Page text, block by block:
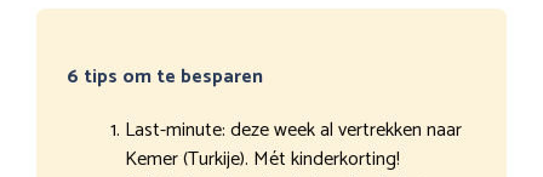
6 tips om te besparen
Last-minute: deze week al vertrekken naar
Kemer (Turkije). Mét kinderkorting!